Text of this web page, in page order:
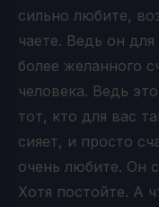
сильно любите,
чаете. Ведь он
более желанного
человека. Ведь
тот, кто для вас
сияет, и просто
очень любите. Он
Хотя постойте. А